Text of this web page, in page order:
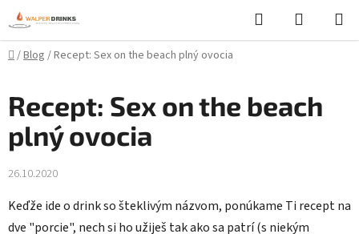
Prejsť
na
obsah
Hľadať
KOŠÍK
Domov
/Blog /Recept: Sex on the beach plný ovocia
Recept: Sex on the beach
plný ovocia
26.10.2020
Keďže ide o drink so šteklivým názvom, ponúkame Ti recept na
dve "porcie", nech si ho užiješ tak ako sa patrí (s niekým